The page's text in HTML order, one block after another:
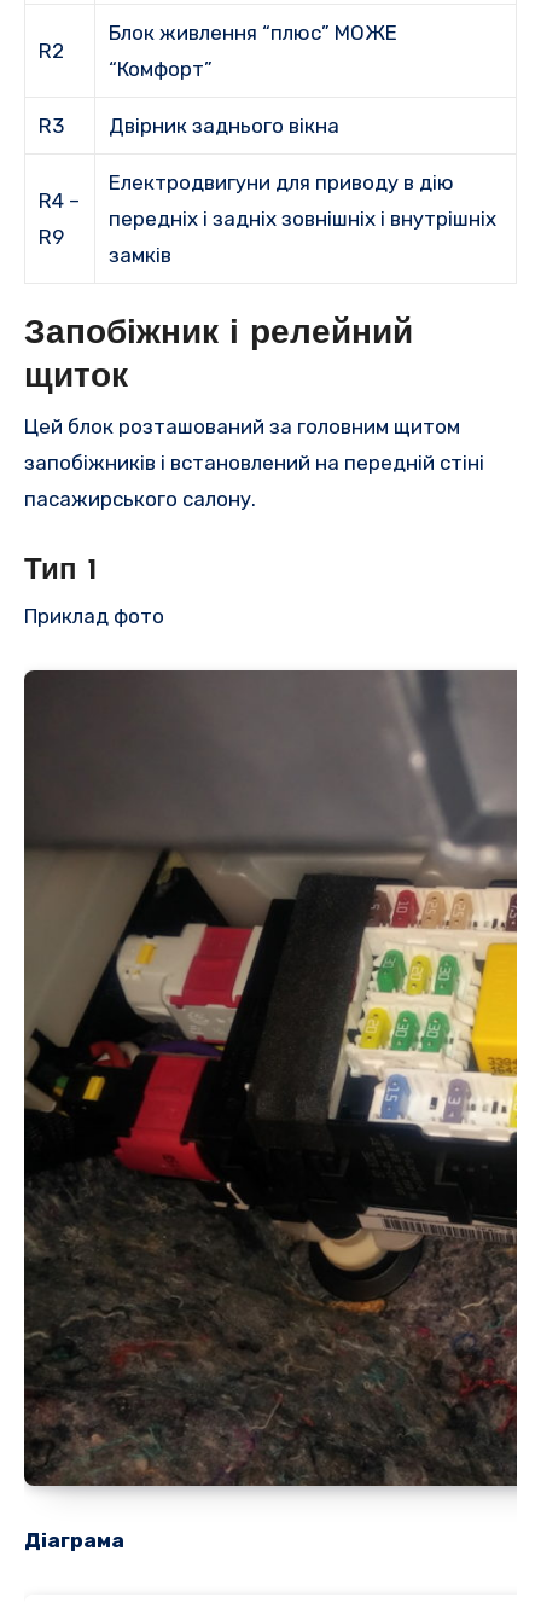
R2
Блок живлення “плюс” МОЖЕ
“Комфорт”
R3 Двірник заднього вікна
R4 –
R9
Електродвигуни для приводу в дію
передніх і задніх зовнішніх і внутрішніх
замків
Запобіжник і релейний
щиток
Цей блок розташований за головним щитом
запобіжників і встановлений на передній стіні
пасажирського салону.
Тип 1
Приклад фото
Діаграма